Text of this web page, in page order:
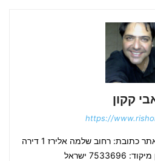
קקון
https://
אבי קקון - בעלים ומנהל האתר כתובת: רחוב שלמה אלירז 1 דירה